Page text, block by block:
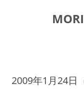
2009年1月24日